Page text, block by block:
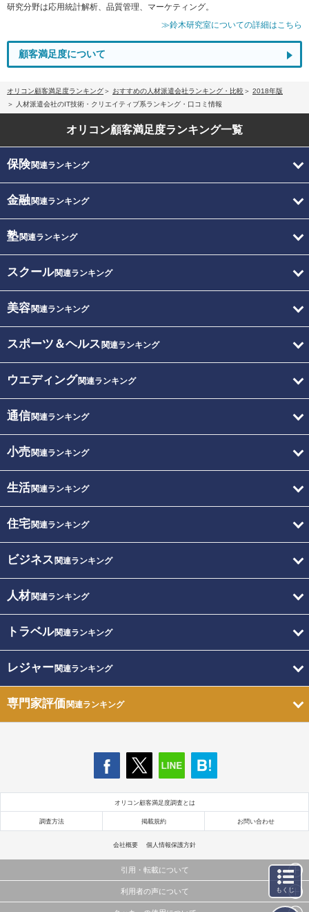
研究分野は応用統計解析、品質管理、マーケティング。
≫鈴木研究室についての詳細はこちら
顧客満足度について
オリコン顧客満足度ランキング おすすめの人材派遣会社ランキング・比較
2018年版
人材派遣会社のIT技術・クリエイティブ系ランキング・口コミ情報
オリコン顧客満足度ランキング一覧
保険関連ランキング
金融関連ランキング
塾関連ランキング
スクール関連ランキング
美容関連ランキング
スポーツ＆ヘルス 関連ランキング
ウエディング関連ランキング
通信関連ランキング
小売関連ランキング
生活関連ランキング
住宅関連ランキング
ビジネス 関連ランキング
人材関連ランキング
トラベル関連ランキング
レジャー関連ランキング
専門家評価関連ランキング
オリコン顧客満足度調査とは
調査方法 掲載規約 お問い合わせ
会社概要 個人情報保護方針
引用・転載について
当サイトで公開されている情報（文字、写真、イラスト、画像データ等）及びこれらの配置・
利用者の声について もくじ